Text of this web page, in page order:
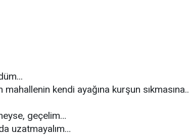
mahallenin kendi ayağına kurşun
geçelim…
uzatmayalım…